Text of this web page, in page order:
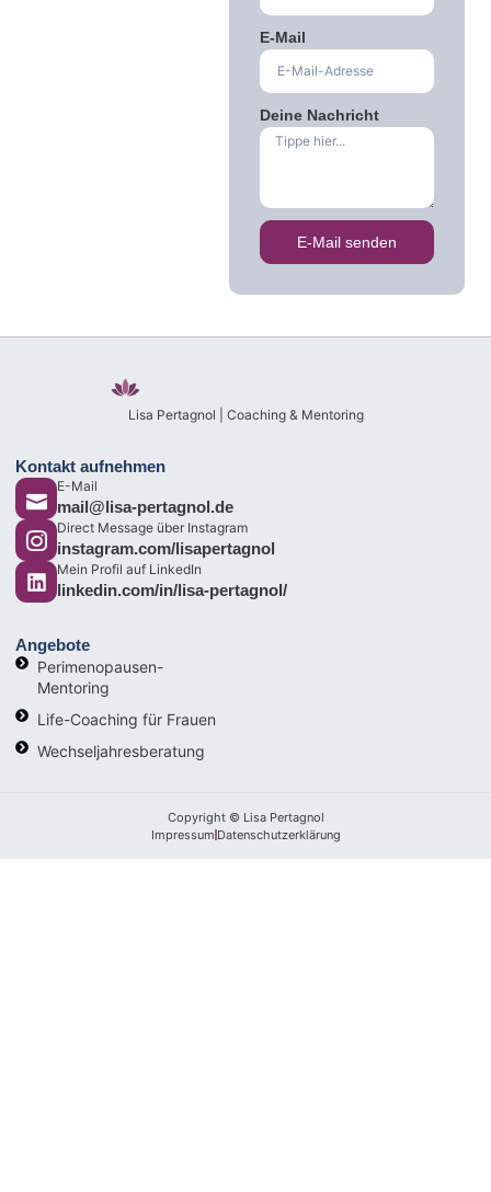
E-Mail
Deine Nachricht
E-Mail senden
Lisa Pertagnol | Coaching & Mentoring
Kontakt aufnehmen
E-Mail
mail@lisa-pertagnol.de
Direct Message über Instagram
instagram.com/lisapertagnol
Mein Profil auf LinkedIn
linkedin.com/in/lisa-pertagnol/
Angebote
Perimenopausen-
Mentoring
Life-Coaching für Frauen
Wechseljahresberatung
Copyright © Lisa Pertagnol
Impressum Datenschutzerklärung